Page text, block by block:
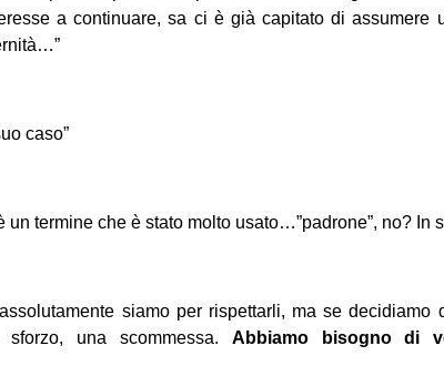
a continuare, sa ci è già capitato di assumere
caso”
un termine che è stato molto usato…”padrone”, no? In
siamo per rispettarli, ma se decidiamo
sforzo, una scommessa. Abbiamo bisogno di